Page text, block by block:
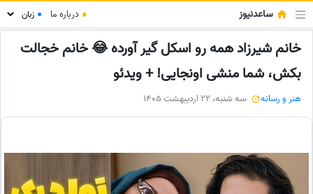
ساعدنیوز ● درباره ما ●
خانم شیرزاد همه رو اسکل گیر آورده 😂 خانم خجالت
بکش، شما منشی اونجایی! + ویدئو
هنر و رسانه سه شنبه، 22 اردیبهشت 1405